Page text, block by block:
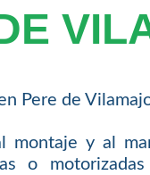
Pere de
montaje y al
o